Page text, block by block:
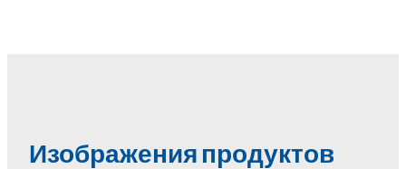
Изображения продуктов